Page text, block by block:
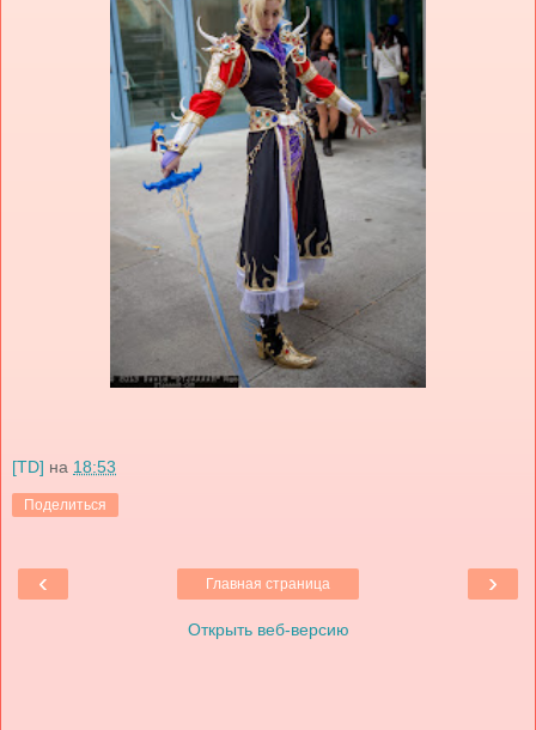
[TD] на 18:53
Поделиться
‹ ›
Главная страница
Открыть веб-версию